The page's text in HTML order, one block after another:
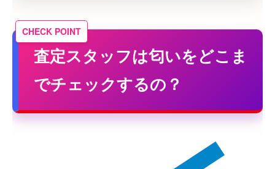
査定スタッフは匂いをどこま
でチェックするの？